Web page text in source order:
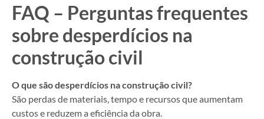
FAQ – Perguntas frequentes
sobre desperdícios na
construção civil
O que são desperdícios na construção civil?
São perdas de materiais, tempo e recursos que aumentam
custos e reduzem a eficiência da obra.